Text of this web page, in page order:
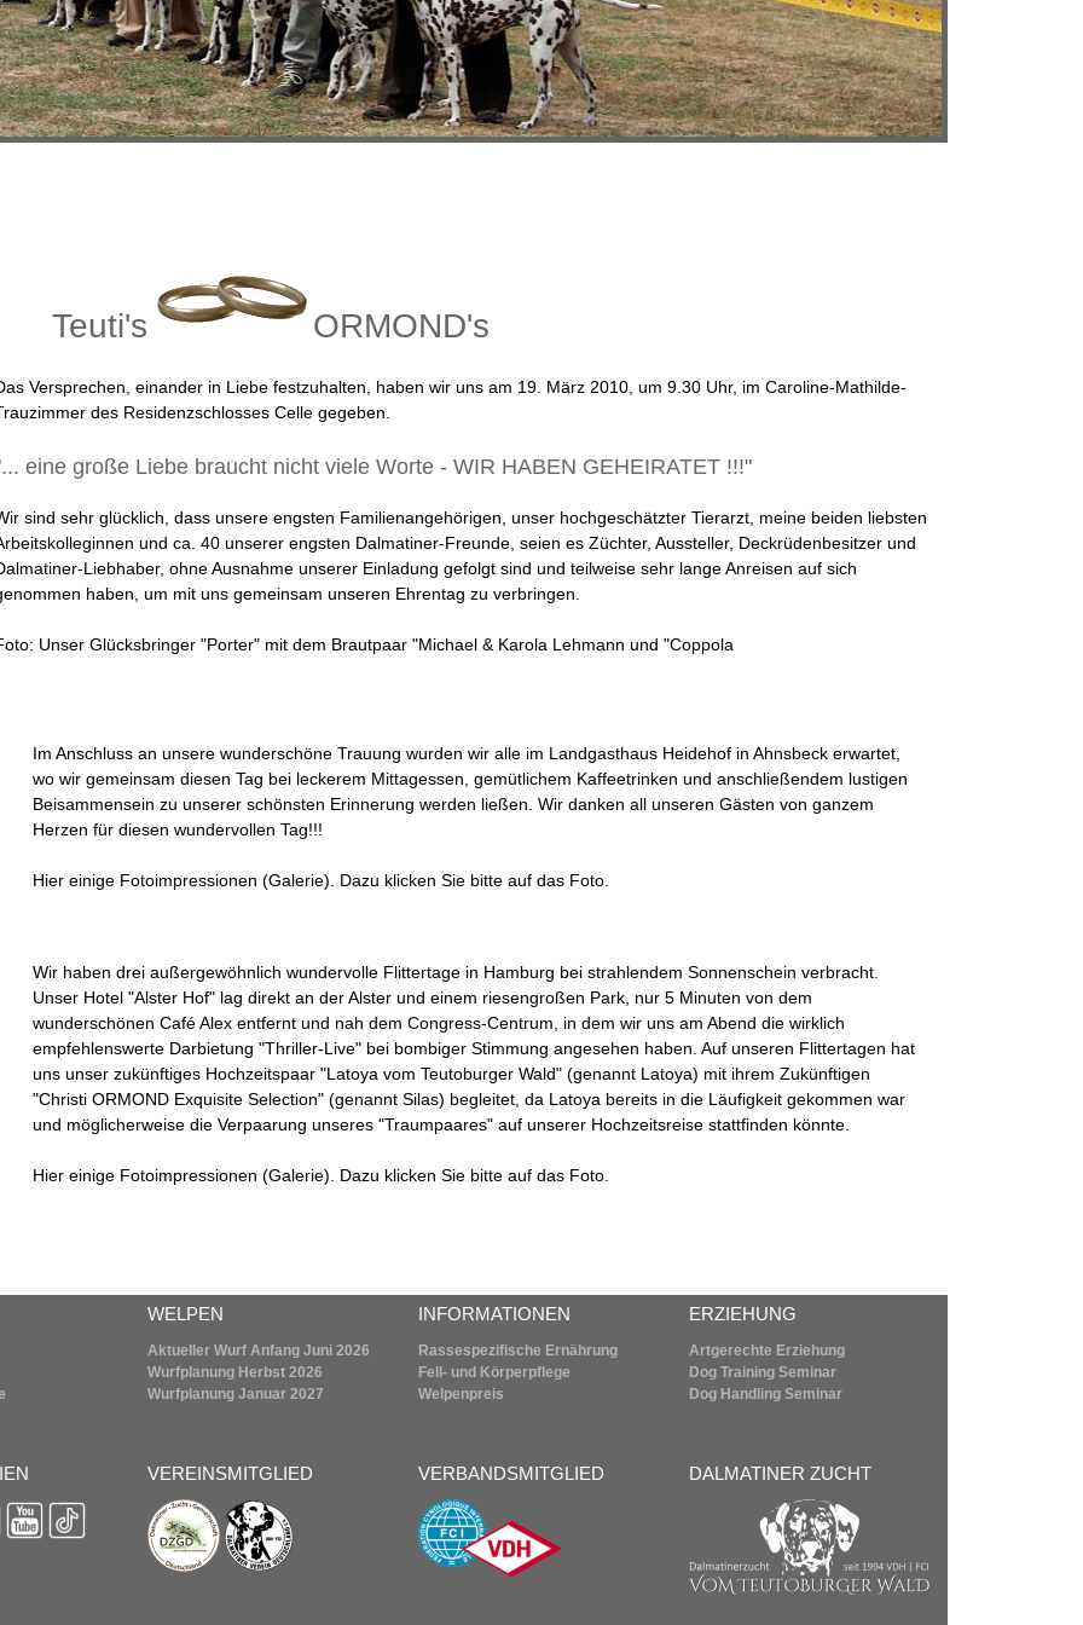
Teuti's ORMOND's
Versprechen, einander in Liebe festzuhalten, haben wir uns am 19. März 2010, um 9.30 Uhr, im Caroline-Mathilde-
des Residenzschlosses Celle gegeben.
eine große Liebe braucht nicht viele Worte - WIR HABEN GEHEIRATET !!!"
sind sehr glücklich, dass unsere engsten Familienangehörigen, unser hochgeschätzter Tierarzt, meine beiden liebsten
und ca. 40 unserer engsten Dalmatiner-Freunde, seien es Züchter, Aussteller, Deckrüdenbesitzer und
Liebhaber, ohne Ausnahme unserer Einladung gefolgt sind und teilweise sehr lange Anreisen auf sich
haben, um mit uns gemeinsam unseren Ehrentag zu verbringen.
Unser Glücksbringer "Porter" mit dem Brautpaar "Michael & Karola Lehmann und "Coppola
Im Anschluss an unsere wunderschöne Trauung wurden wir alle im Landgasthaus Heidehof in Ahnsbeck erwartet,
wo wir gemeinsam diesen Tag bei leckerem Mittagessen, gemütlichem Kaffeetrinken und anschließendem lustigen
Beisammensein zu unserer schönsten Erinnerung werden ließen. Wir danken all unseren Gästen von ganzem
Herzen für diesen wundervollen Tag!!!
Hier einige Fotoimpressionen (Galerie). Dazu klicken Sie bitte auf das Foto.
Wir haben drei außergewöhnlich wundervolle Flittertage in Hamburg bei strahlendem Sonnenschein verbracht.
Unser Hotel "Alster Hof" lag direkt an der Alster und einem riesengroßen Park, nur 5 Minuten von dem
wunderschönen Café Alex entfernt und nah dem Congress-Centrum, in dem wir uns am Abend die wirklich
empfehlenswerte Darbietung "Thriller-Live" bei bombiger Stimmung angesehen haben. Auf unseren Flittertagen hat
uns unser zukünftiges Hochzeitspaar "Latoya vom Teutoburger Wald" (genannt Latoya) mit ihrem Zukünftigen
"Christi ORMOND Exquisite Selection" (genannt Silas) begleitet, da Latoya bereits in die Läufigkeit gekommen war
und möglicherweise die Verpaarung unseres "Traumpaares" auf unserer Hochzeitsreise stattfinden könnte.
Hier einige Fotoimpressionen (Galerie). Dazu klicken Sie bitte auf das Foto.
WELPEN
Aktueller Wurf Anfang Juni 2026
Wurfplanung Herbst 2026
WurfplanungJanuar 2027
INFORMATIONEN
Rassespezifische Ernährung
Fell- und Körperpflege
Welpenpreis
ERZIEHUNG
Artgerechte Erziehung
Dog Training Seminar
Dog Handling Seminar
VEREINSMITGLIED VERBANDSMITGLIED DALMATINER ZUCHT